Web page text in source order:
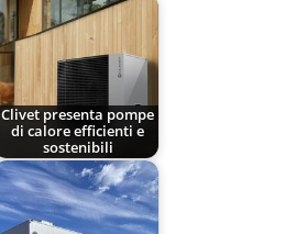
Clivet presenta pompe
di calore efficienti e
sostenibili